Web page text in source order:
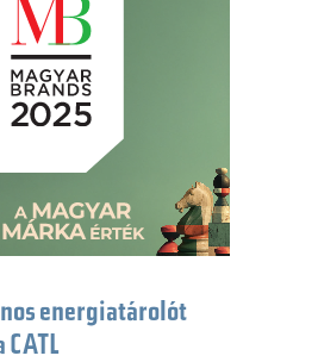
energiatárolót